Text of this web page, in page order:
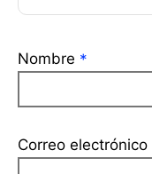
Nombre *
Correo electrónico